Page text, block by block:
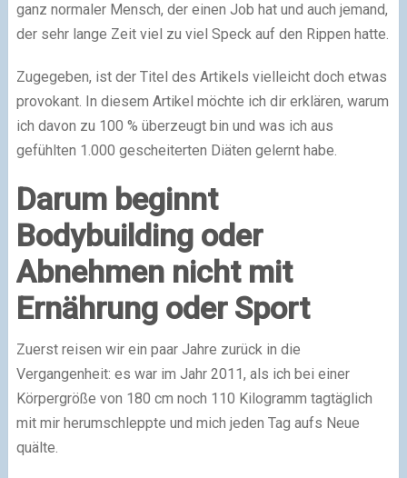
ganz normaler Mensch, der einen Job hat und auch jemand,
der sehr lange Zeit viel zu viel Speck auf den Rippen hatte.
Zugegeben, ist der Titel des Artikels vielleicht doch etwas
provokant. In diesem Artikel möchte ich dir erklären, warum
ich davon zu 100 % überzeugt bin und was ich aus
gefühlten 1.000 gescheiterten Diäten gelernt habe.
Darum beginnt
Bodybuilding oder
Abnehmen nicht mit
Ernährung oder Sport
Zuerst reisen wir ein paar Jahre zurück in die
Vergangenheit: es war im Jahr 2011, als ich bei einer
Körpergröße von 180 cm noch 110 Kilogramm tagtäglich
mit mir herumschleppte und mich jeden Tag aufs Neue
quälte.